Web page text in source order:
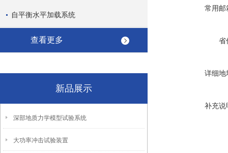
自平衡水平加载系统
查看更多
新品展示
深部地质力学模型试验系统
大功率冲击试验装置
常用邮
省
详细地
补充说